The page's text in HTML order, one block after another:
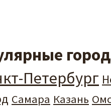
Петербург
Самара Казань